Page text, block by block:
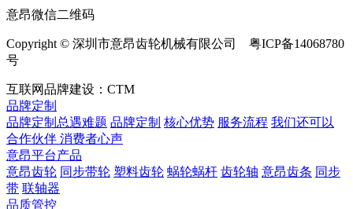
意昂微信二维码
Copyright © 深圳市意昂齿轮机械有限公司 粤ICP备14068780
号
互联网品牌建设：CTM
品牌定制
品牌定制总遇难题 品牌定制 核心优势 服务流程 我们还可以
合作伙伴 ​ 消费者心声
意昂平台产品
意昂齿轮 同步带轮 塑料齿轮 蜗轮蜗杆 齿轮轴 意昂齿条 同步
带 联轴器
品质管控